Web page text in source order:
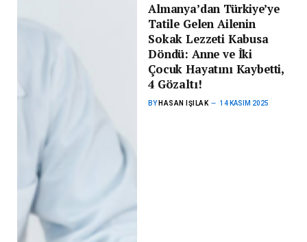
Almanya’dan Türkiye’ye
Tatile Gelen Ailenin
Sokak Lezzeti Kabusa
Döndü: Anne ve İki
Çocuk Hayatını Kaybetti,
4 Gözaltı!
BY HASAN IŞILAK 14 KASIM 2025